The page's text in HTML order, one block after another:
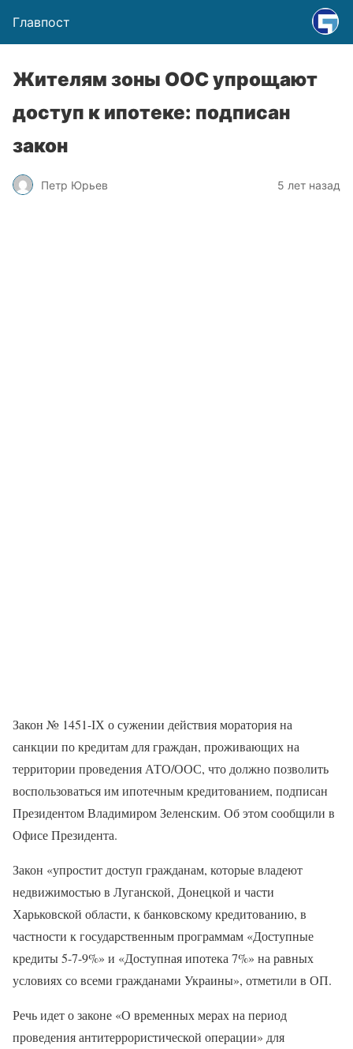
Главпост
Жителям зоны ООС упрощают
доступ к ипотеке: подписан
закон
Петр Юрьев 5 лет назад
Закон № 1451-ІХ о сужении действия моратория на
санкции по кредитам для граждан, проживающих на
территории проведения АТО/ООС, что должно позволить
воспользоваться им ипотечным кредитованием, подписан
Президентом Владимиром Зеленским. Об этом сообщили в
Офисе Президента.
Закон «упростит доступ гражданам, которые владеют
недвижимостью в Луганской, Донецкой и части
Харьковской области, к банковскому кредитованию, в
частности к государственным программам «Доступные
кредиты 5-7-9%» и «Доступная ипотека 7%» на равных
условиях со всеми гражданами Украины», отметили в ОП.
Речь идет о законе «О временных мерах на период
проведения антитеррористической операции» для